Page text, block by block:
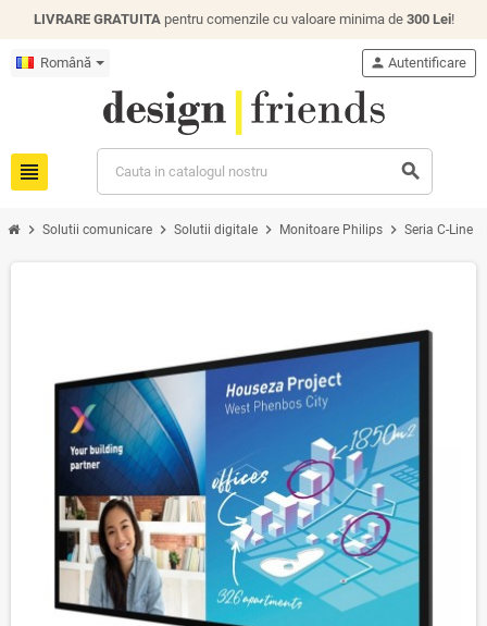
LIVRARE GRATUITApentru comenzile cu valoare minima de 300 Lei!
Română
view_headline search
person Autentificare
chevron_right Solutii comunicare chevron_right Solutii digitale chevron_right Monitoare Philips chevron_right Seria C-Line